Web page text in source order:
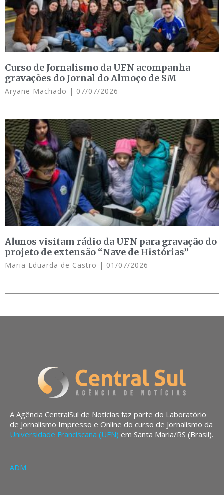
Curso de Jornalismo da UFN acompanha
gravações do Jornal do Almoço de SM
Aryane Machado 07/07/2026
Alunos visitam rádio da UFN para gravação do
projeto de extensão “Nave de Histórias”
Maria Eduarda de Castro 01/07/2026
A Agência CentralSul de Notícias faz parte do Laboratório
de Jornalismo Impresso e Online do curso de Jornalismo da
Universidade Franciscana (UFN) em Santa Maria/RS (Brasil).
ADM